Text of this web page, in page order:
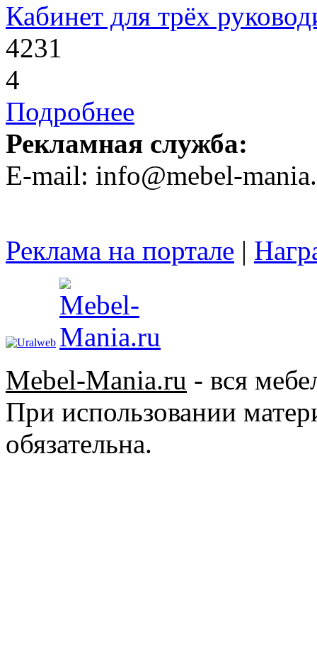
Кабинет для трёх
4231
4
Подробнее
Рекламная служба:
E-mail: info@mebel-
Реклама на портале |
Mebel-Mania.ru - вся
При использовании
обязательна.